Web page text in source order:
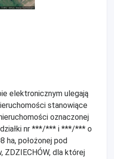
elektronicznym ulegają
stanowiące
oznaczonej
nr ***/*** i ***/*** o
ha, położonej pod
ZDZIECHÓW, dla której